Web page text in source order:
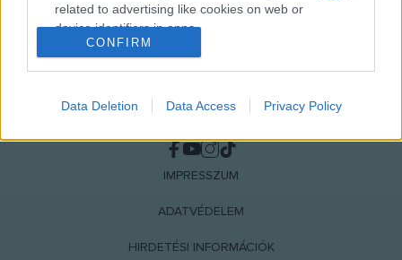
related to advertising like cookies on web or
device identifiers in apps.
personalized advertising.
I want to allow Google to enable storage
device identifiers in apps.
I want to allow Google to enable storage
CONFIRM
Data Deletion Data Access Privacy Policy
IMPRESSZUM
ADATVÉDELEM
HIRDETÉSI INFORMÁCIÓK